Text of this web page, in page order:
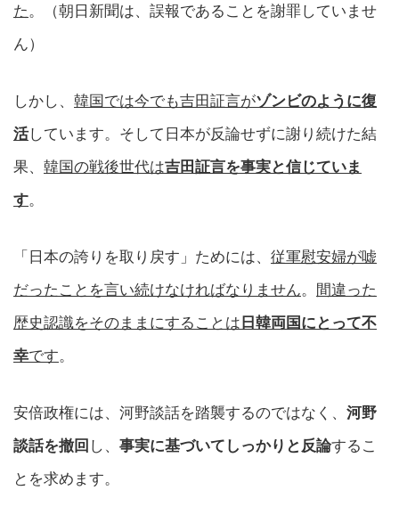
た 。（朝日新聞は、誤報であることを謝罪していませ
ん）
しかし、 韓国では今でも吉田証言がゾンビのように復
活しています。そして日本が反論せずに謝り続けた結
果、 韓国の戦後世代は吉田証言を事実と信じていま
す。
「日本の誇りを取り戻す」ためには、 従軍慰安婦が嘘
だったことを言い続けなければなりません。 間違った
歴史認識をそのままにすることは 日韓両国にとって不
幸です。
安倍政権には、河野談話を踏襲するのではなく、 河野
談話を撤回 し、 事実に基づいてしっかりと反論するこ
とを求めます。